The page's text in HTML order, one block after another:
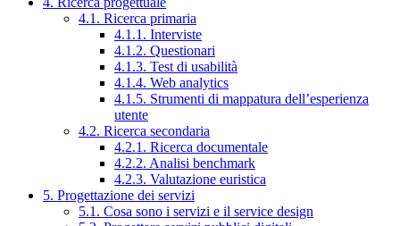
4.1. Ricerca primaria
4.1.1. Interviste
4.1.2. Questionari
4.1.3. Test di usabilità
4.1.4. Web analytics
4.1.5. Strumenti di mappatura dell’esperienza
utente
4.2. Ricerca secondaria
4.2.1. Ricerca documentale
4.2.2. Analisi benchmark
4.2.3. Valutazione euristica
5. Progettazione dei servizi
5.1. Cosa sono i servizi e il service design